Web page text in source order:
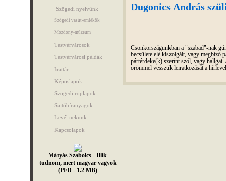
Szögedi nyelvünk
Szögedi vasút-emlékök
Mozdony-múzeum
Testvérvárosok
Testvérvárosi példák
Irattár
Képöslapok
Szögedi röplapok
Sajtóhíranyagok
Levél nekünk
Kapcsolapok
Mátyás Szabolcs - Illik
tudnom, mert magyar vagyok
(PFD - 1.2 MB)
Dugonics András
Csonkországunkban a "szabad"-nak
becsülete elé kiszolgált, vagy megbízó
pártérdeke(k) szerint szól, vagy
örömmel vesszük leiratkozását a